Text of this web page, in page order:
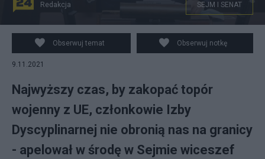
Poseł KO Tomasz Siemoniak przemawia na sali obrad
Sejmu w Warszawie. Fot. PAP/Paweł Supernak
Redakcja SEJM I SENAT
Obserwuj temat Obserwuj notkę
9.11.2021
Najwyższy czas, by zakopać topór
wojenny z UE, członkowie Izby
Dyscyplinarnej nie obronią nas na granicy
- apelował w środę w Sejmie wiceszef